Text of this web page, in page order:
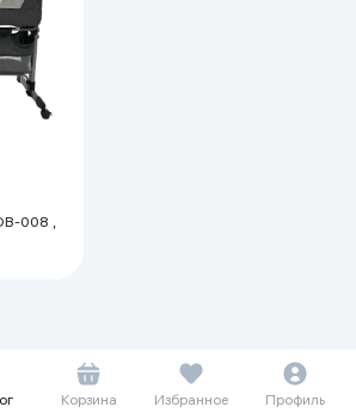
Корзина Избранное Профиль